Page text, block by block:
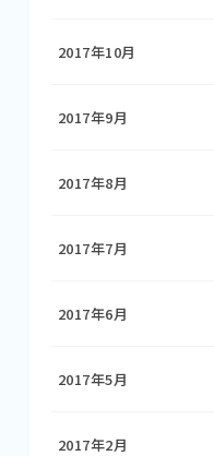
2017年10月
2017年9月
2017年8月
2017年7月
2017年6月
2017年5月
2017年2月